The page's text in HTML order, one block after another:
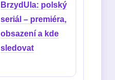
BrzydUla: polský
seriál – premiéra,
obsazení a kde
sledovat